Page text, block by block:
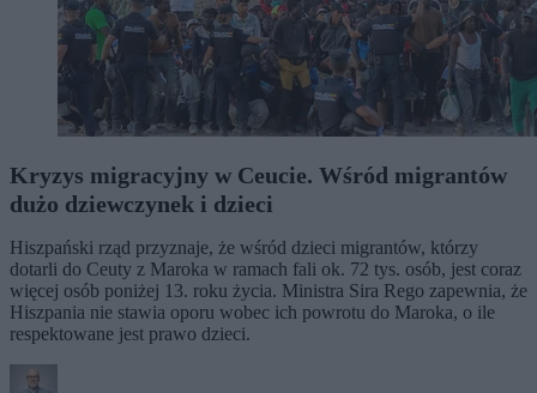
Kryzys migracyjny w Ceucie. Wśród migrantów
dużo dziewczynek i dzieci
Hiszpański rząd przyznaje, że wśród dzieci migrantów, którzy
dotarli do Ceuty z Maroka w ramach fali ok. 72 tys. osób, jest coraz
więcej osób poniżej 13. roku życia. Ministra Sira Rego zapewnia, że
Hiszpania nie stawia oporu wobec ich powrotu do Maroka, o ile
respektowane jest prawo dzieci.